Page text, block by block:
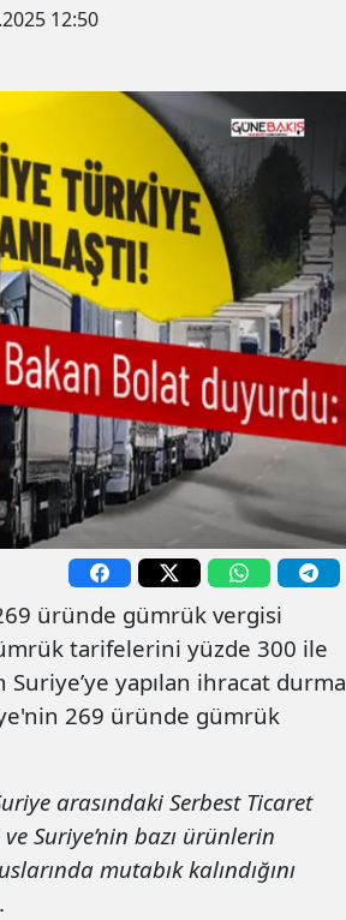
12:50
üründe gümrük vergisi
tarifelerini yüz­de 300 ile
Suriye’ye ya­pılan ihracat durma
269 üründe gümrük
arasındaki Serbest Ticaret
Suriye’nin bazı ürünlerin
mutabık kalındığını
Diyanet Sen Gaziantep Şube Başkanı
Göral: Gazze'de zulüm ve işgal
sürüyor